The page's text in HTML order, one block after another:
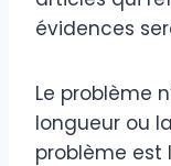
évidences
Le problème
longueur ou
problème est